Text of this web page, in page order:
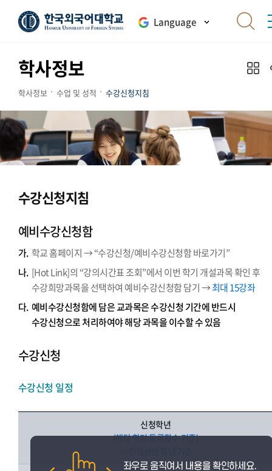
Language
학사정보
학사정보 수업 및 성적 수강신청지침
수강신청지침
예비수강신청함
가. 학교 홈페이지 → “수강신청/예비수강신청함 바로가기”
나. [Hot Link]의 “강의시간표 조회”에서 이번 학기 개설과목 확인 후
수강희망과목을 선택하여 예비수강신청함 담기 →최대 15강좌
다. 예비수강신청함에 담은 교과목은 수강신청 기간에 반드시
수강신청으로 처리하여야 해당 과목을 이수할 수 있음
수강신청
수강신청 일정
신청학년
(해당 학기 등록횟수 기준)